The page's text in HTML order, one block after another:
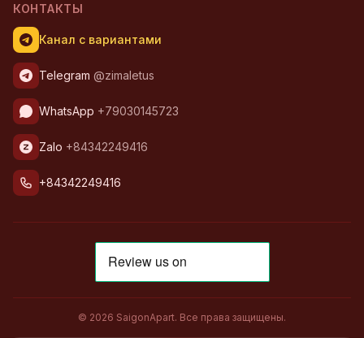
КОНТАКТЫ
Канал с вариантами
Telegram @zimaletus
WhatsApp +79030145723
Zalo +84342249416
+84342249416
© 2026 SaigonApart. Все права защищены.